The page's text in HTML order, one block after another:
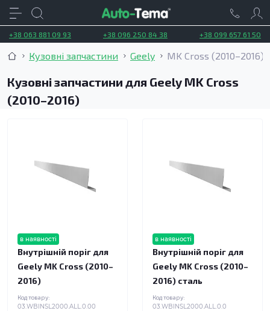
+38 063 881 09 93 +38 096 250 84 38 +38 099 657 61 50
Кузовні запчастини Geely MK Cross (2010–2016)
Кузовні запчастини для Geely MK Cross
(2010–2016)
в наявності
Внутрішній поріг для
Geely MK Cross (2010–
2016)
Код товару:
03.WBINSL2000.ALL.0.00
в наявності
Внутрішній поріг для
Geely MK Cross (2010–
2016) сталь
Код товару:
03.WBINSL2000.ALL.0.0